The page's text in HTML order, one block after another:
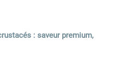
: saveur premium,